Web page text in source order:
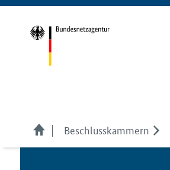
Beschlusskammern